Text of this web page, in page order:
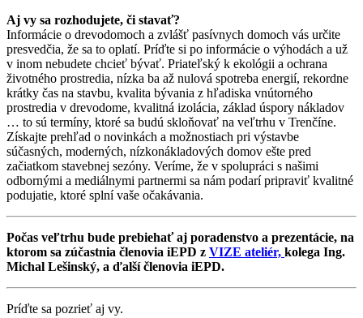
Aj vy sa rozhodujete, či stavať?
Infor­mácie o drevodomoch a zvlášť pasívnych domoch vás určite
presvedčia, že sa to oplatí. Príďte si po informácie o výhodách a už
v inom nebudete chcieť bývať. Priateľský k ekológii a ochrana
životného prostredia, nízka ba až nulová spotreba energií, rekordne
krátky čas na stavbu, kvalita bývania z hľadiska vnútorného
prostredia v drevodome, kvalitná izolácia, základ úspory nákladov
… to sú termíny, ktoré sa budú skloňovať na veľtrhu v Trenčíne.
Získajte prehľad o novinkách a možnostiach pri výstavbe
súčasných, moderných, nízkonákladových domov ešte pred
začiatkom stavebnej sezóny. Veríme, že v spolupráci s našimi
odbornými a mediálnymi partnermi sa nám podarí pripraviť kvalitné
podujatie, ktoré splní vaše očakávania.
Počas veľtrhu bude prebiehať aj poradenstvo a prezentácie, na
ktorom sa zúčastnia členovia iEPD z VIZE ateliér, kolega Ing.
Michal Lešinský, a ďalší členovia iEPD.
Príďte sa pozrieť aj vy.